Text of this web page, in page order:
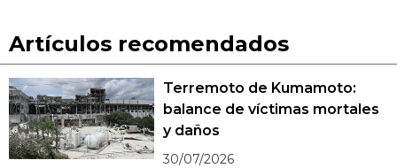
Artículos recomendados
Terremoto de Kumamoto:
balance de víctimas mortales
y daños
30/07/2026